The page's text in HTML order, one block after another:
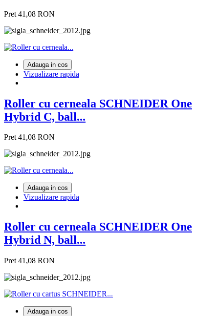
Pret 41,08 RON
Adauga in cos
Vizualizare rapida
Roller cu cerneala SCHNEIDER One
Hybrid C, ball...
Pret 41,08 RON
Adauga in cos
Vizualizare rapida
Roller cu cerneala SCHNEIDER One
Hybrid N, ball...
Pret 41,08 RON
Adauga in cos